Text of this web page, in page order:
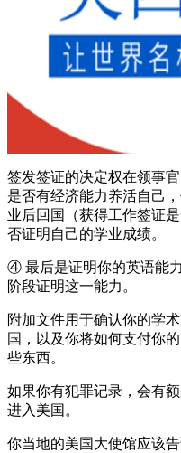
签发签证的决定权在领事
是否有经济能力养活自己
业后回国（获得工作签证
否证明自己的学业成绩。
④ 最后是证明你的英语能
阶段证明这一能力。
附加文件用于确认你的学
国，以及你将如何支付你
些东西。
如果你有犯罪记录，会有
进入美国。
你当地的美国大使馆应该